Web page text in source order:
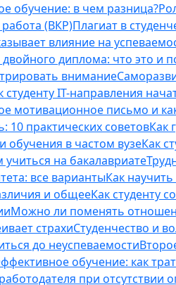
обучение: в чем разница?
(ВКР)Плагиат в
влияние на
диплома: что это и
внимание
студенту IT-направления
мотивационное письмо и
10 практических советовКак
обучения в частом вузеКак
на бакалавриате
все вариантыКак
и общееКак студенту
Можно ли поменять
страхиСтуденчество и
до неуспеваемости
обучение: как
при отсутствии